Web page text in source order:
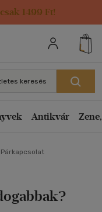
1499 Ft!
keresés
Antikvár
Párkapcsolat